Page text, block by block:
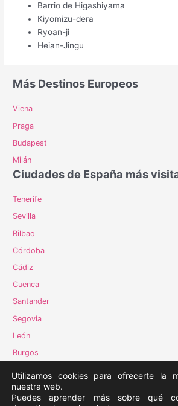
Barrio de Higashiyama
Kiyomizu-dera
Ryoan-ji
Heian-Jingu
Más Destinos Europeos
Viena
Praga
Budapest
Milán
Ciudades de España más
Tenerife
Sevilla
Bilbao
Córdoba
Cádiz
Cuenca
Santander
Segovia
León
Burgos
Utilizamos cookies para ofrecerte la
nuestra web.
Puedes aprender más sobre qué